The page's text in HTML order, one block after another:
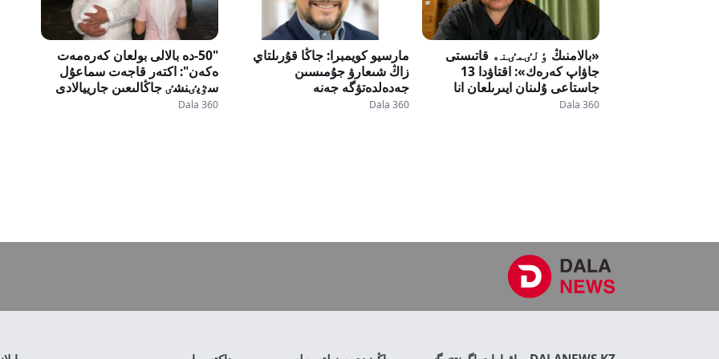
«بالامنىڭ ٶلٸمٸنە قاتىستى
جاۋاپ كەرەك»: اقتاۋدا 13
جاستاعى ۇلىنان ايىرىلعان انا
استانادان جاۋاپ ٸزدەپ جٷر
Dala 360
مارسيو كويمبرا: جاڭا قۇرىلتاي
زاڭ شىعارۋ جۇمىسىن
جەدەلدەتۋگە جەنە
ينستيتۋتسيونالدىق نەگٸزدەردٸ
Dala 360
"50-دە بالالى بولعان كەرەمەت
ەكەن": اكتەر قاجەت سماعۇل
سٷيٸنشٸ جاڭالىعىن جارييالادى
Dala 360